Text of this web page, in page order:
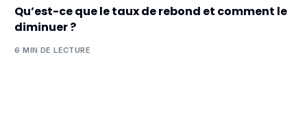
Qu’est-ce que le taux de rebond et comment le
diminuer ?
6 MIN DE LECTURE